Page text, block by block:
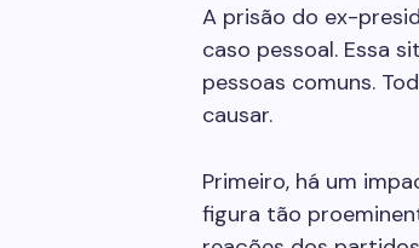
A prisão do ex-
caso pessoal. Essa
pessoas comuns.
causar.
Primeiro, há um
figura tão